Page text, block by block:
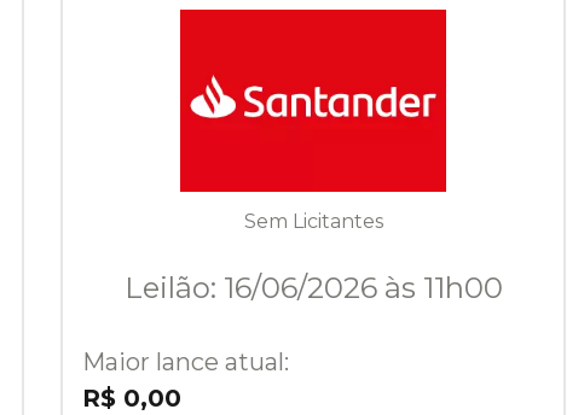
Sem Licitantes
Leilão: 16/06/2026 às 11h00
Maior lance atual:
R$ 0,00